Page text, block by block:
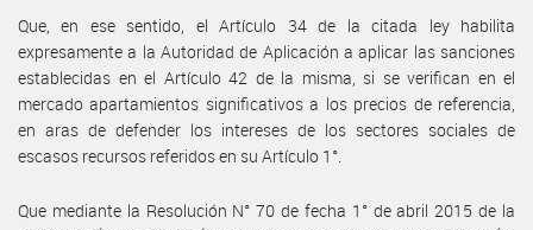
Que, en ese sentido, el Artículo 34 de la citada ley habilita
expresamente a la Autoridad de Aplicación a aplicar las sanciones
establecidas en el Artículo 42 de la misma, si se verifican en el
mercado apartamientos significativos a los precios de referencia,
en aras de defender los intereses de los sectores sociales de
escasos recursos referidos en su Artículo 1°.
Que mediante la Resolución N° 70 de fecha 1° de abril 2015 de la